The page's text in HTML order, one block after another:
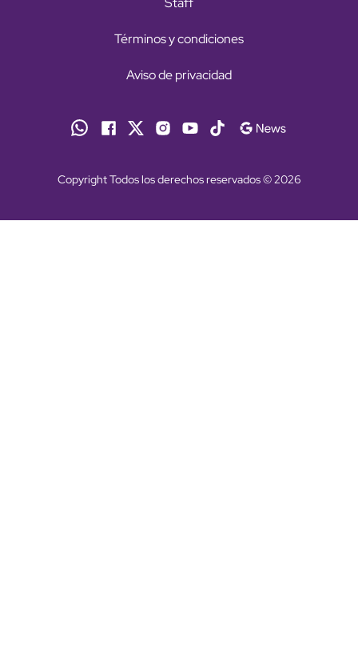
Términos y condiciones
Aviso de privacidad
Copyright Todos los derechos reservados © 2026